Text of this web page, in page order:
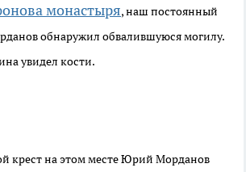
монастыря, наш постоянный
обнаружил обвалившуюся могилу.
увидел кости.
крест на этом месте Юрий Морданов